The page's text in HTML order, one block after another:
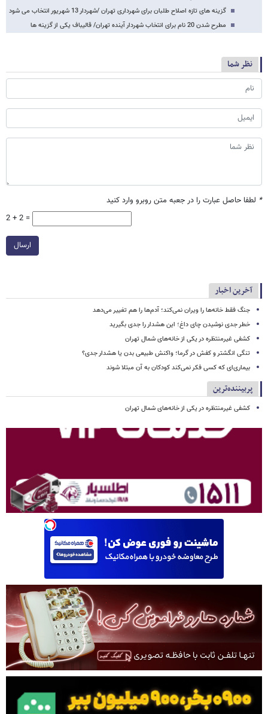
گزینه های تازه اصلاح طلبان برای شهرداری تهران /شهردار 13 شهریور انتخاب می شود
مطرح شدن 20 نام برای انتخاب شهردار آینده تهران/ قالیباف یکی از گزینه ها
نظر شما
* لطفا حاصل عبارت را در جعبه متن روبرو وارد کنید
2 + 2 =
ارسال
آخرین اخبار
جنگ فقط خانه‌ها را ویران نمی‌کند؛ آدم‌ها را هم تغییر می‌دهد
خطر جدی نوشیدن چای داغ؛ این هشدار را جدی بگیرید
کشفی غیرمنتظره در یکی از خانه‌های شمال تهران
تنگی انگشتر و کفش در گرما؛ واکنش طبیعی بدن یا هشدار جدی؟
بیماری‌ای که کسی فکر نمی‌کند کودکان به آن مبتلا شوند
پربیننده‌ترین
کشفی غیرمنتظره در یکی از خانه‌های شمال تهران